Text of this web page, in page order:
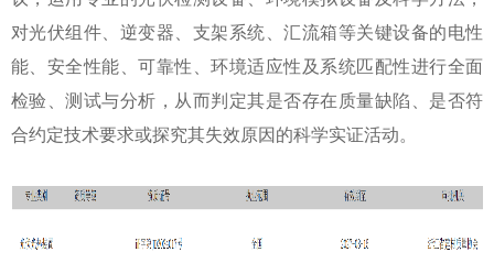
对光伏组件、逆变器、支架系统、汇流箱等关键设备的电性
能、安全性能、可靠性、环境适应性及系统匹配性进行全面
检验、测试与分析，从而判定其是否存在质量缺陷、是否符
合约定技术要求或探究其失效原因的科学实证活动。